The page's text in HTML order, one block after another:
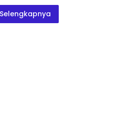
Selengkapnya